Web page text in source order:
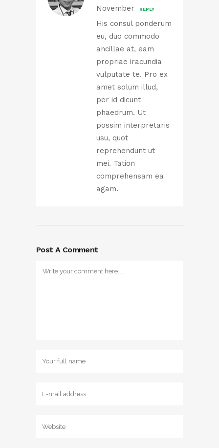
November REPLY
His consul ponderum
eu, duo commodo
ancillae at, eam
propriae iracundia
vulputate te. Pro ex
amet solum illud,
per id dicunt
phaedrum. Ut
possim interpretaris
usu, quot
reprehendunt ut
mei. Tation
comprehensam ea
agam.
Post A Comment